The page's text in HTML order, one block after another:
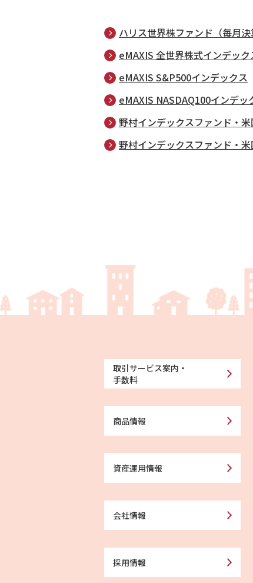
ハリス世界株ファンド（毎月決
eMAXIS 全世界株式インデック
eMAXIS S&P500インデックス
eMAXIS NASDAQ100インデッ
野村インデックスファンド・
野村インデックスファンド・
取引サービス案内・
手数料
商品情報
資産運用情報
会社情報
採用情報